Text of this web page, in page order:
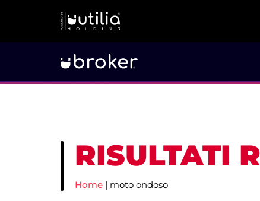
RISULTATI
Home | moto ondoso